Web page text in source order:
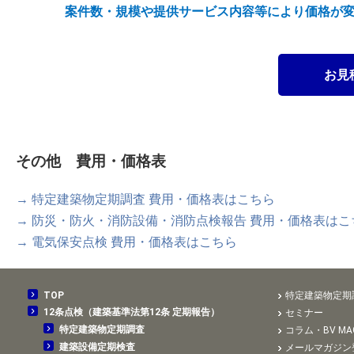
案件数・規模や提供サービス内容等により価格が
お見
その他 費用・価格表
→ 特定建築物定期調査 費用・価格表はこちら
→ 防災・防火・消防設備・消防点検報告 費用・価格表はこ
→ 電気保安点検 費用・価格表はこちら
TOP
12条点検（建築基準法第12条 定期報告）
特定建築物定期調査
建築設備定期検査
特定建築物定
セミナー
コラム・BV
メールマガジ